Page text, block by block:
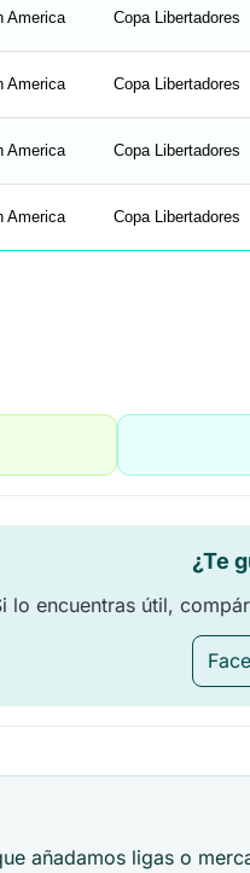
America Copa Libertadores
America Copa Libertadores
America Copa Libertadores
America Copa Libertadores
¿Te
lo encuentras útil,
añadamos ligas o